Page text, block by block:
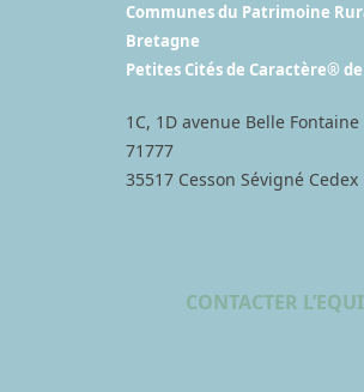
Communes du Patrimoine
Bretagne
Petites Cités de Caractère®
1C, 1D avenue Belle Fontaine
71777
35517 Cesson Sévigné Cedex
CONTACTER